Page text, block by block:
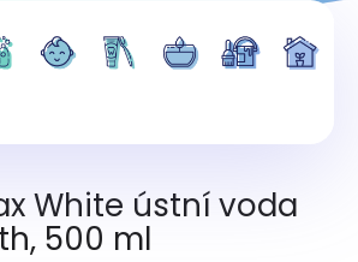
White ústní voda
500 ml